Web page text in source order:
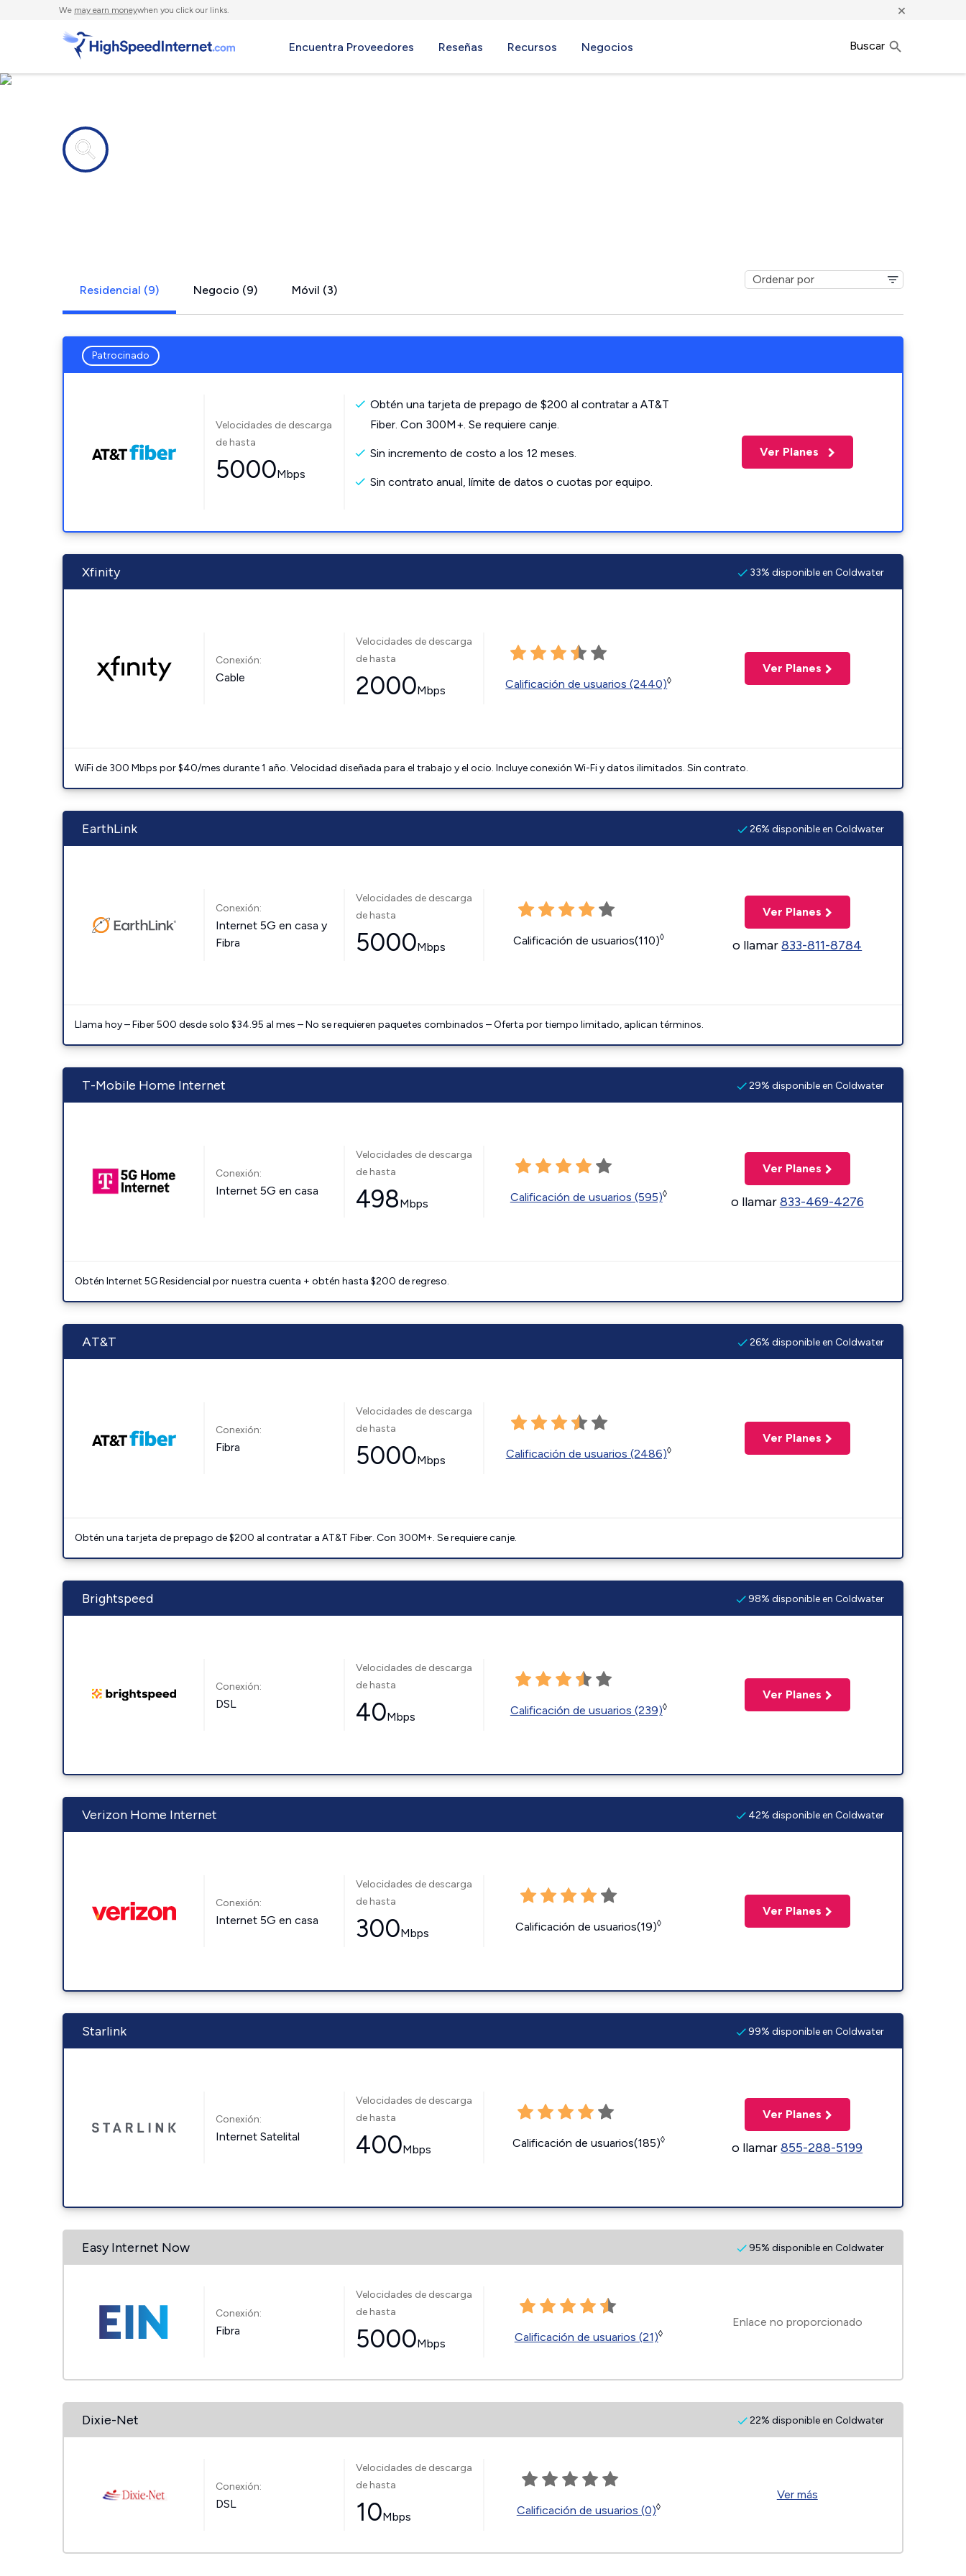
We may earn moneywhen you click our links. ×
Encuentra Proveedores Reseñas Recursos Negocios Buscar
Residencial (9) Negocio (9) Móvil (3)
Patrocinado
Velocidades de descarga
de hasta
5000Mbps
Obtén una tarjeta de prepago de $200 al contratar a AT&T
Fiber. Con 300M+. Se requiere canje.
Sin incremento de costo a los 12 meses.
Sin contrato anual, límite de datos o cuotas por equipo.
Ver Planes
Xfinity 33% disponible en Coldwater
Conexión:
Cable
Velocidades de descarga
de hasta
2000Mbps Calificación de usuarios (2440)◊
Ver Planes
WiFi de 300 Mbps por $40/mes durante 1 año. Velocidad diseñada para el trabajo y el ocio. Incluye conexión Wi-Fi y datos ilimitados. Sin contrato.
EarthLink 26% disponible en Coldwater
Conexión:
Internet 5G en casa y
Fibra
Velocidades de descarga
de hasta
5000Mbps Calificación de usuarios(110)◊
Ver Planes
o llamar833-811-8784
Llama hoy – Fiber 500 desde solo $34.95 al mes – No se requieren paquetes combinados – Oferta por tiempo limitado, aplican términos.
T-Mobile Home Internet 29% disponible en Coldwater
Conexión:
Internet 5G en casa
Velocidades de descarga
de hasta
498Mbps Calificación de usuarios (595)◊
Ver Planes
o llamar833-469-4276
Obtén Internet 5G Residencial por nuestra cuenta + obtén hasta $200 de regreso.
AT&T 26% disponible en Coldwater
Conexión:
Fibra
Velocidades de descarga
de hasta
5000Mbps Calificación de usuarios (2486)◊
Ver Planes
Obtén una tarjeta de prepago de $200 al contratar a AT&T Fiber. Con 300M+. Se requiere canje.
Brightspeed 98% disponible en Coldwater
Conexión:
DSL
Velocidades de descarga
de hasta
40Mbps Calificación de usuarios (239)◊
Ver Planes
Verizon Home Internet 42% disponible en Coldwater
Conexión:
Internet 5G en casa
Velocidades de descarga
de hasta
300Mbps Calificación de usuarios(19)◊
Ver Planes
Starlink 99% disponible en Coldwater
Conexión:
Internet Satelital
Velocidades de descarga
de hasta
400Mbps Calificación de usuarios(185)◊
Ver Planes
o llamar855-288-5199
Easy Internet Now 95% disponible en Coldwater
Conexión:
Fibra
Velocidades de descarga
de hasta
5000Mbps Calificación de usuarios (21)◊
Enlace no proporcionado
Dixie-Net 22% disponible en Coldwater
Conexión:
DSL
Velocidades de descarga
de hasta
10Mbps Calificación de usuarios (0)◊
Ver más